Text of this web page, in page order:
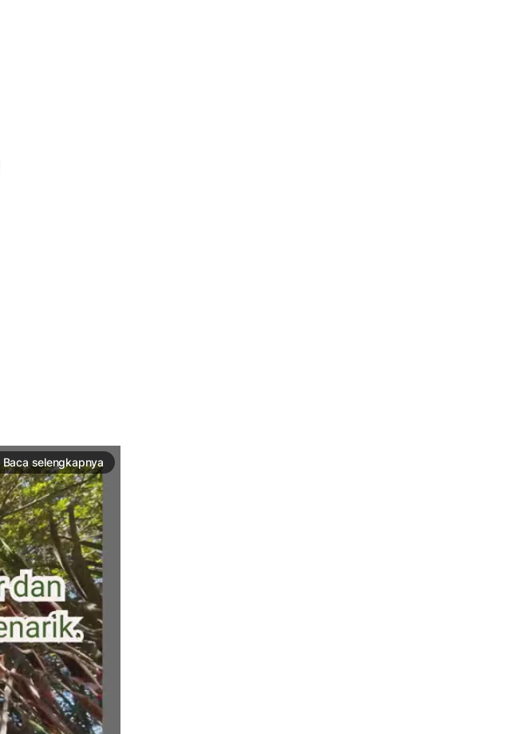
Baca selengkapnya